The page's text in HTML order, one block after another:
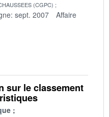
(CGPC)
sept. 2007
Affaire
sur le classement